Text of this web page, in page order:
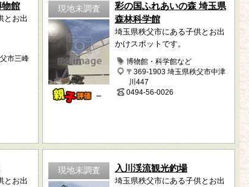
館
とお出
市三峰
現地未調査
－
彩の国ふれあいの森 埼玉県
森林科学館
埼玉県秩父市にある子供とお出
かけスポットです。
博物館・科学館など
〒369-1903 埼玉県秩父市中津
川447
0494-56-0026
とお出
現地未調査 入川渓流観光釣場
埼玉県秩父市にある子供とお出